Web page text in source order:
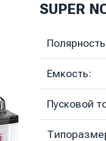
SUPER
Емкость:
Пусковой